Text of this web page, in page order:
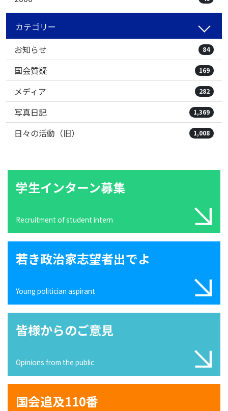
カテゴリー
お知らせ
84
国会質疑 169
メディア 282
写真日記 1,369
日々の活動（旧） 1,008
学生インターン募集
Recruitment of student intern
若き政治家志望者出でよ
Young politician aspirant
皆様からのご意見
Opinions from the public
国会追及110番